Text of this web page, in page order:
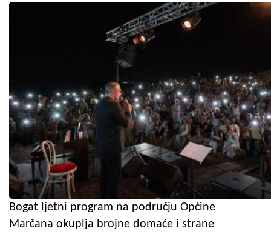
Bogat ljetni program na području Općine
Marčana okuplja brojne domaće i strane